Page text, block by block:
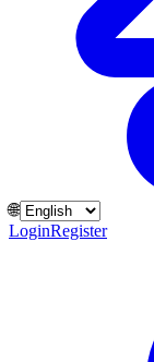
🌐
LoginRegister